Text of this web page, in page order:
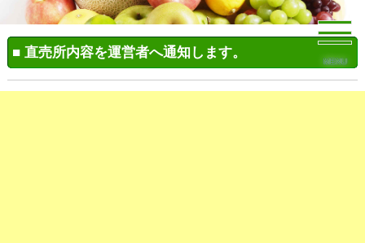
MENU
■ 直売所内容を運営者へ通知します。